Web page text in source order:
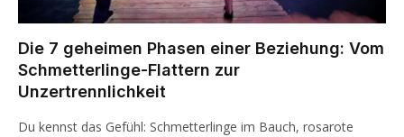
Die 7 geheimen Phasen einer Beziehung: Vom
Schmetterlinge-Flattern zur
Unzertrennlichkeit
Du kennst das Gefühl: Schmetterlinge im Bauch, rosarote